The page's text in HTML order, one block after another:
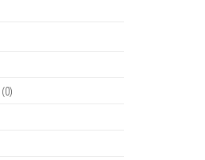
(0)